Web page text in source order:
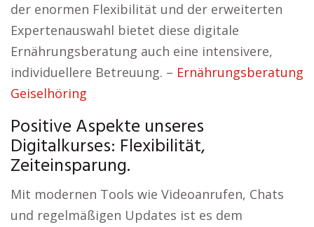
der enormen Flexibilität und der erweiterten
Expertenauswahl bietet diese digitale
Ernährungsberatung auch eine intensivere,
individuellere Betreuung. – Ernährungsberatung
Geiselhöring
Positive Aspekte unseres
Digitalkurses: Flexibilität,
Zeiteinsparung.
Mit modernen Tools wie Videoanrufen, Chats
und regelmäßigen Updates ist es dem